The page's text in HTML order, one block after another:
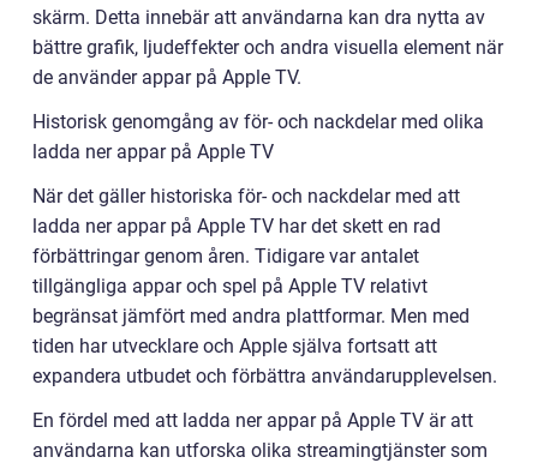
skärm. Detta innebär att användarna kan dra nytta av
bättre grafik, ljudeffekter och andra visuella element när
de använder appar på Apple TV.
Historisk genomgång av för- och nackdelar med olika
ladda ner appar på Apple TV
När det gäller historiska för- och nackdelar med att
ladda ner appar på Apple TV har det skett en rad
förbättringar genom åren. Tidigare var antalet
tillgängliga appar och spel på Apple TV relativt
begränsat jämfört med andra plattformar. Men med
tiden har utvecklare och Apple själva fortsatt att
expandera utbudet och förbättra användarupplevelsen.
En fördel med att ladda ner appar på Apple TV är att
användarna kan utforska olika streamingtjänster som